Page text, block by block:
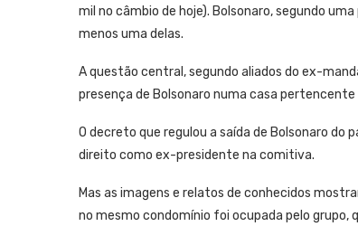
mil no câmbio de hoje). Bolsonaro, segundo
menos uma delas.
A questão central, segundo aliados do ex-
presença de Bolsonaro numa casa pertencente
O decreto que regulou a saída de Bolsonaro do
direito como ex-presidente na comitiva.
Mas as imagens e relatos de conhecidos
no mesmo condomínio foi ocupada pelo grupo,